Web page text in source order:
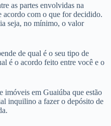
as partes envolvidas na
acordo com o que for decidido.
seja, no mínimo, o valor
de qual é o seu tipo de
é o acordo feito entre você e o
imóveis em Guaiúba que estão
inquilino a fazer o depósito de